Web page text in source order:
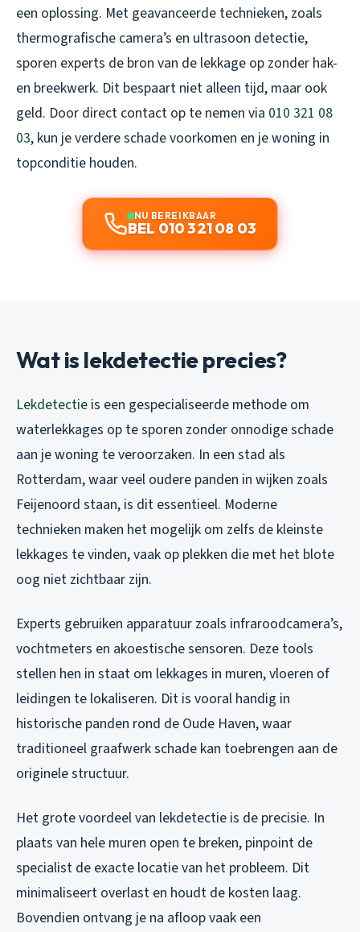
een oplossing. Met geavanceerde technieken, zoals
thermografische camera’s en ultrasoon detectie,
sporen experts de bron van de lekkage op zonder hak-
en breekwerk. Dit bespaart niet alleen tijd, maar ook
geld. Door direct contact op te nemen via 010 321 08
03, kun je verdere schade voorkomen en je woning in
topconditie houden.
NU BEREIKBAAR
BEL 010 321 08 03
Wat is lekdetectie precies?
Lekdetectie is een gespecialiseerde methode om
waterlekkages op te sporen zonder onnodige schade
aan je woning te veroorzaken. In een stad als
Rotterdam, waar veel oudere panden in wijken zoals
Feijenoord staan, is dit essentieel. Moderne
technieken maken het mogelijk om zelfs de kleinste
lekkages te vinden, vaak op plekken die met het blote
oog niet zichtbaar zijn.
Experts gebruiken apparatuur zoals infraroodcamera’s,
vochtmeters en akoestische sensoren. Deze tools
stellen hen in staat om lekkages in muren, vloeren of
leidingen te lokaliseren. Dit is vooral handig in
historische panden rond de Oude Haven, waar
traditioneel graafwerk schade kan toebrengen aan de
originele structuur.
Het grote voordeel van lekdetectie is de precisie. In
plaats van hele muren open te breken, pinpoint de
specialist de exacte locatie van het probleem. Dit
minimaliseert overlast en houdt de kosten laag.
Bovendien ontvang je na afloop vaak een